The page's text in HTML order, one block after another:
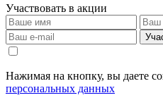
Участвовать в акции
Нажимая на кнопку, вы даете
персональных данных